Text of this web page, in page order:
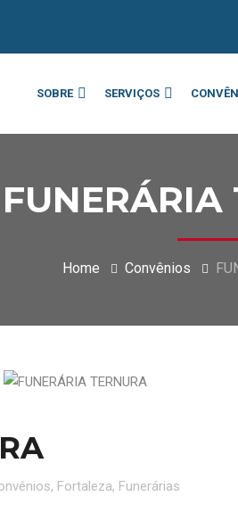
SOBRE SERVIÇOS
FUNERÁRIA
Home Convênios
, Fortaleza, Funerárias